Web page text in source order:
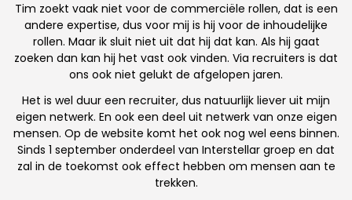
Tim zoekt vaak niet voor de commerciële rollen, dat is een
andere expertise, dus voor mij is hij voor de inhoudelijke
rollen. Maar ik sluit niet uit dat hij dat kan. Als hij gaat
zoeken dan kan hij het vast ook vinden. Via recruiters is dat
ons ook niet gelukt de afgelopen jaren.
Het is wel duur een recruiter, dus natuurlijk liever uit mijn
eigen netwerk. En ook een deel uit netwerk van onze eigen
mensen. Op de website komt het ook nog wel eens binnen.
Sinds 1 september onderdeel van Interstellar groep en dat
zal in de toekomst ook effect hebben om mensen aan te
trekken.